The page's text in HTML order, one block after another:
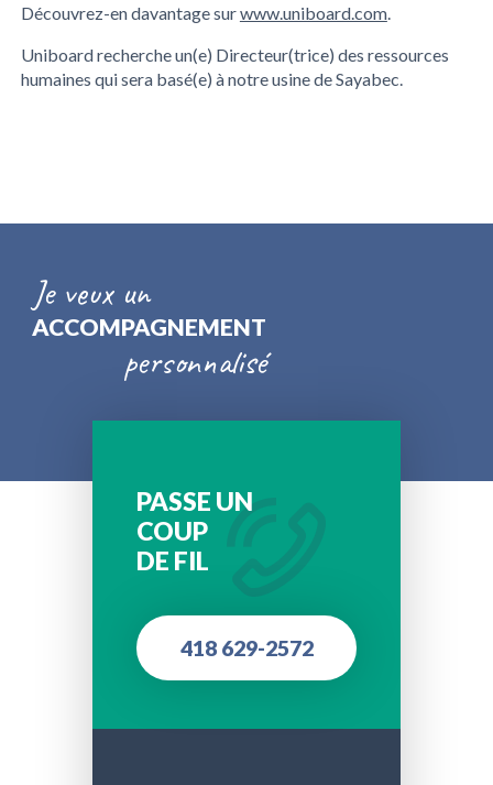
Découvrez-en davantage surwww.uniboard.com.
Uniboard recherche un(e) Directeur(trice) des ressources
humaines qui sera basé(e) à notre usine de Sayabec.
Je veux un
ACCOMPAGNEMENT
personnalisé
PASSE UN
COUP
DE FIL
418 629-2572